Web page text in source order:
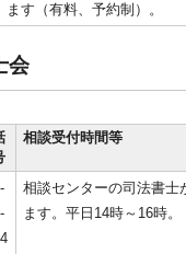
ます（有料、予約制）。
会
相談受付時間等
相談センターの司法書士
ます。平日14時～16時。